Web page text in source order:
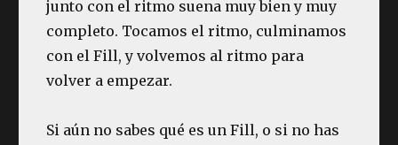
junto con el ritmo suena muy bien y muy
completo. Tocamos el ritmo, culminamos
con el Fill, y volvemos al ritmo para
volver a empezar.
Si aún no sabes qué es un Fill, o si no has